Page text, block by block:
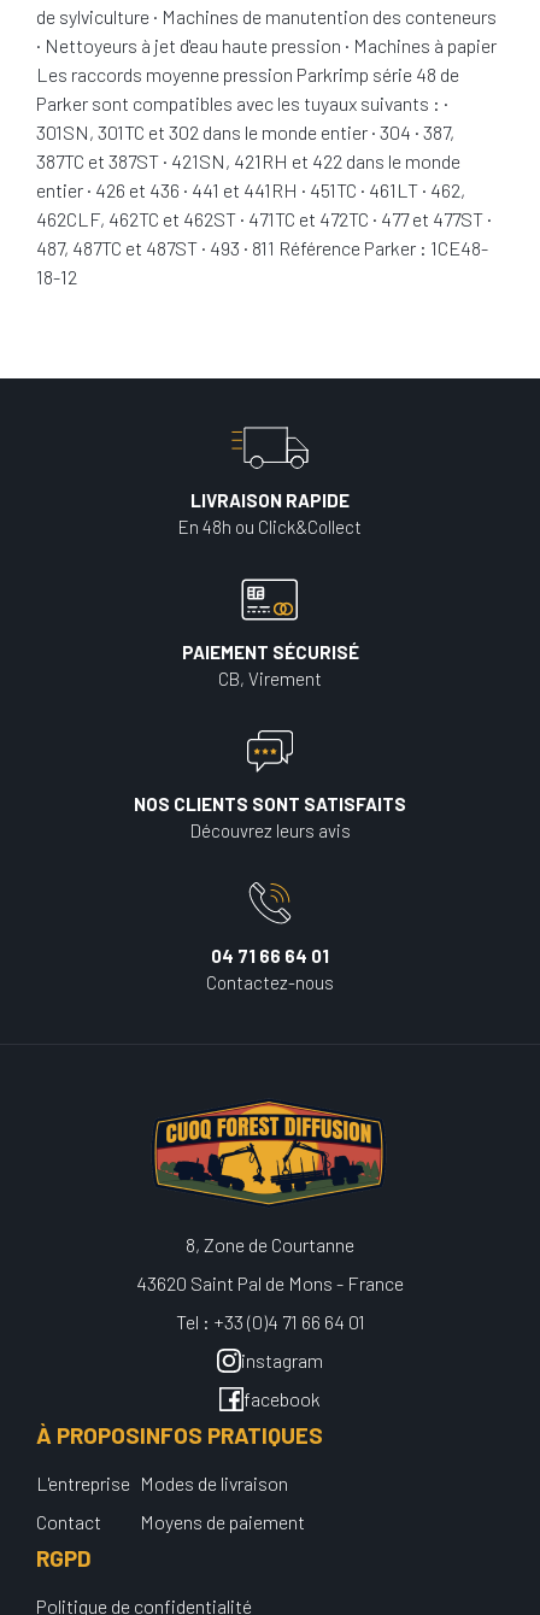
de sylviculture · Machines de manutention des conteneurs
· Nettoyeurs à jet d'eau haute pression · Machines à papier
Les raccords moyenne pression Parkrimp série 48 de
Parker sont compatibles avec les tuyaux suivants : ·
301SN, 301TC et 302 dans le monde entier · 304 · 387,
387TC et 387ST · 421SN, 421RH et 422 dans le monde
entier · 426 et 436 · 441 et 441RH · 451TC · 461LT · 462,
462CLF, 462TC et 462ST · 471TC et 472TC · 477 et 477ST ·
487, 487TC et 487ST · 493 · 811 Référence Parker : 1CE48-
18-12
LIVRAISON RAPIDE
En 48h ou Click&Collect
PAIEMENT SÉCURISÉ
CB, Virement
NOS CLIENTS SONT SATISFAITS
Découvrez leurs avis
04 71 66 64 01
Contactez-nous
8, Zone de Courtanne
43620 Saint Pal de Mons - France
Tel : +33 (0)4 71 66 64 01
instagram
facebook
À PROPOS
L'entreprise
Contact
INFOS PRATIQUES
Modes de livraison
Moyens de paiement
RGPD
Politique de confidentialité